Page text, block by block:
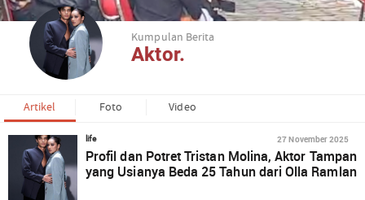
Kumpulan Berita
Aktor.
Artikel Foto Video
life 27 November 2025
Profil dan Potret Tristan Molina, Aktor Tampan
yang Usianya Beda 25 Tahun dari Olla Ramlan